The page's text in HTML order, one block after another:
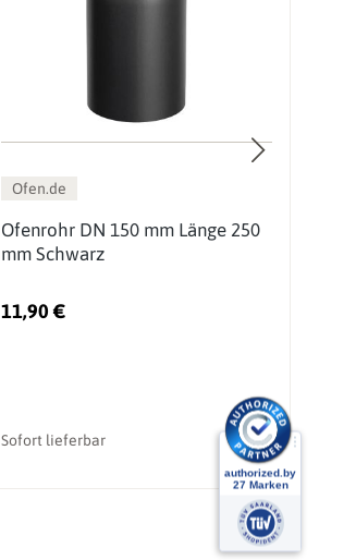
Ofen.de
Ofenrohr DN 150 mm Länge 250
mm Schwarz
11,90 €
Sofort lieferbar